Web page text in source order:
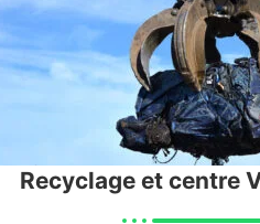
Recyclage et centre